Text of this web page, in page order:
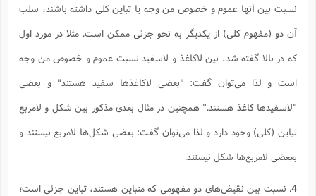
نسبت بین آنها عموم و خصوص من وجه یا تباین کلی داشته باشند، سلب
آن دو (مفهوم کلی) از یکدیگر به نحو جزئی ممکن است. مثلا در مورد اول
که در بالا گفته شد، بین لاکاغذ و لاسفید نسبت عموم و خصوص من وجه
است و لذا می‌توان گفت: "بعضی لاکاغذها سفید هستند" و بعضی
"لاسفیدها کاغذ هستند." همچنین در مثال بعدی مذکور بین شکل و لامربع
تباین (کلی) وجود دارد و لذا می‌توان گفت: بعضی شکل‌ها لامربع نیستند و
بععضی لامربع‌ها شکل نیستند.
4. نسبت بین نقیض‌های دو مفهومی که متباین هستند، تباین جزئی است؛